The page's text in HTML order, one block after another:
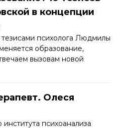
в концепции
психолога Людмилы
образование,
вызовам новой
Олеся
психоанализа